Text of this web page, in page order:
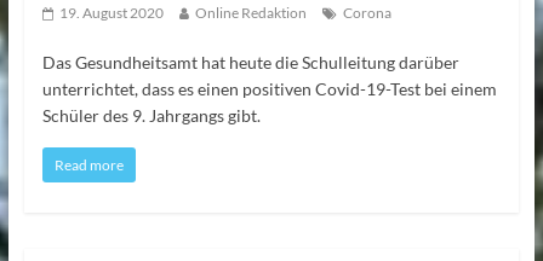
19. August 2020 Online Redaktion Corona
Das Gesundheitsamt hat heute die Schulleitung darüber
unterrichtet, dass es einen positiven Covid-19-Test bei einem
Schüler des 9. Jahrgangs gibt.
Read more